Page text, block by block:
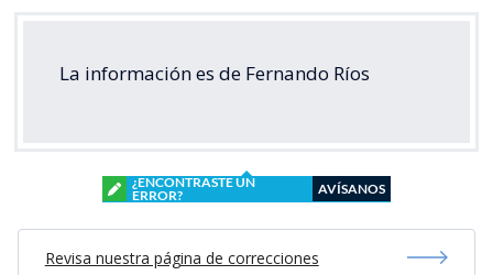
La información es de Fernando Ríos
¿ENCONTRASTE UN
ERROR?
AVÍSANOS
Revisa nuestra página de correcciones